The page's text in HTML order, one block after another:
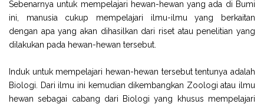
Sebenarnya untuk mempelajari hewan-hewan yang ada di Bumi
ini, manusia cukup mempelajari ilmu-ilmu yang berkaitan
dengan apa yang akan dihasilkan dari riset atau penelitian yang
dilakukan pada hewan-hewan tersebut.
Induk untuk mempelajari hewan-hewan tersebut tentunya adalah
Biologi. Dari ilmu ini kemudian dikembangkan Zoologi atau ilmu
hewan sebagai cabang dari Biologi yang khusus mempelajari